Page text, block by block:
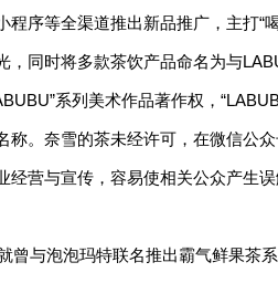
序等全渠道推出新品推广，主打“
同时将多款茶饮产品命名为与
系列美术作品著作权，
称。奈雪的茶未经许可，在微信公
经营与宣传，容易使相关公众产生
曾与泡泡玛特联名推出霸气鲜果茶